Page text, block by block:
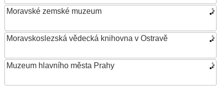
Moravské zemské muzeum
Moravskoslezská vědecká knihovna v Ostravě
Muzeum hlavního města Prahy